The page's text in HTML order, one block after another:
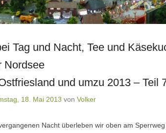
Tag und Nacht, Tee und
Nordsee
und umzu 2013 – Teil
18. Mai 2013 von Volker
Nacht überleben wir oben am